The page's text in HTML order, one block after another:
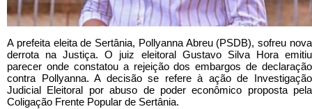
A prefeita eleita de Sertânia, Pollyanna Abreu (PSDB), sofreu nova
derrota na Justiça. O juiz eleitoral Gustavo Silva Hora emitiu
parecer onde constatou a rejeição dos embargos de declaração
contra Pollyanna. A decisão se refere à ação de Investigação
Judicial Eleitoral por abuso de poder econômico proposta pela
Coligação Frente Popular de Sertânia.